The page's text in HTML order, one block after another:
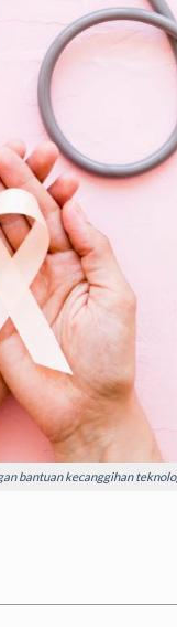
bantuan kecanggihan